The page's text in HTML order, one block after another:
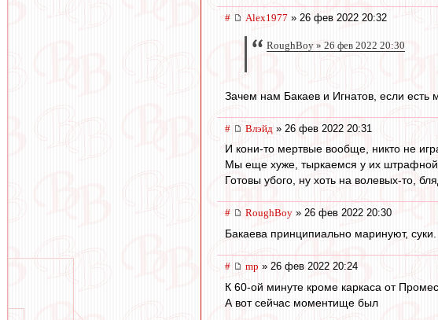
# Alex1977 » 26 фев 2022 20:32
RoughBoy » 26 фев 2022 20:30
Зачем нам Бакаев и Игнатов, если
# Влэйд » 26 фев 2022 20:31
И кони-то мертвые вообще, никто не
Мы еще хуже, тыркаемся у их
Готовы убого, ну хоть на волевых-то,
# RoughBoy » 26 фев 2022 20:30
Бакаева принципиально маринуют, суки.
# mp » 26 фев 2022 20:24
К 60-ой минуте кроме каркаса от
А вот сейчас моментище был